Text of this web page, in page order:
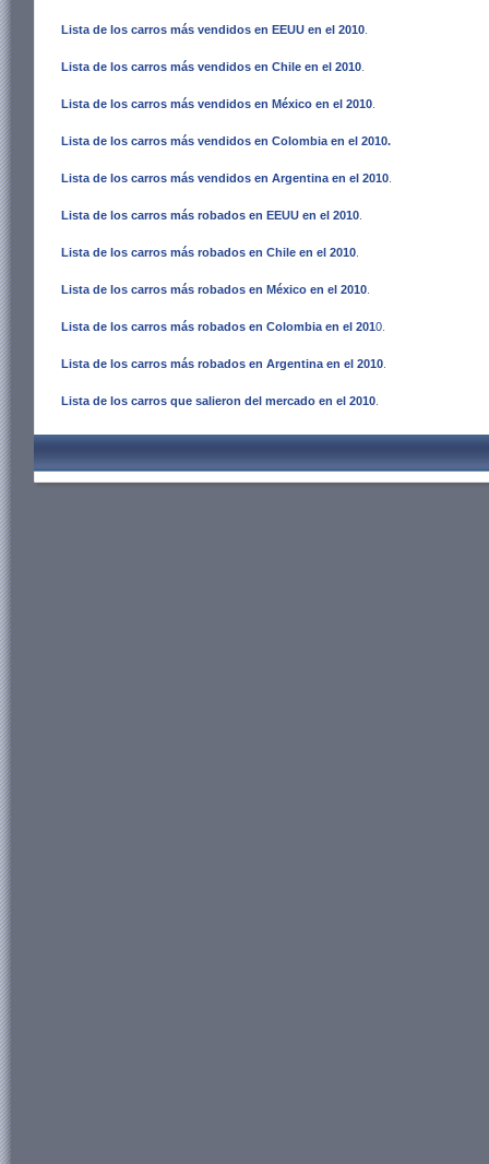
Lista de los carros más vendidos en EEUU en el 2010
Lista de los carros más vendidos en Chile en el 2010
Lista de los carros más vendidos en México en el 2010
Lista de los carros más vendidos en Colombia en el 2010.
Lista de los carros más vendidos en Argentina en el 2010
Lista de los carros más robados en EEUU en el 2010
Lista de los carros más robados en Chile en el 2010
Lista de los carros más robados en México en el 2010
Lista de los carros más robados en Colombia en el 2010
Lista de los carros más robados en Argentina en el 2010
Lista de los carros que salieron del mercado en el 2010